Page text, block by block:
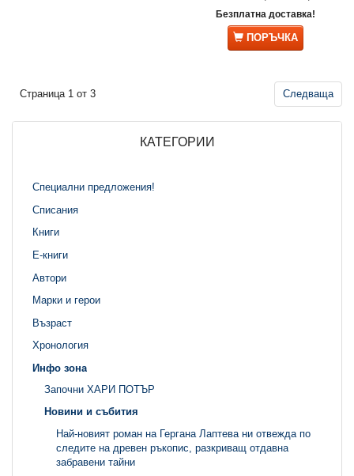
Безплатна доставка!
ПОРЪЧКА
Страница 1 от 3 Следваща
КАТЕГОРИИ
Специални предложения!
Списания
Книги
Е-книги
Автори
Марки и герои
Възраст
Хронология
Инфо зона
Започни ХАРИ ПОТЪР
Новини и събития
Най-новият роман на Гергана Лаптева ни отвежда по
следите на древен ръкопис, разкриващ отдавна
забравени тайни